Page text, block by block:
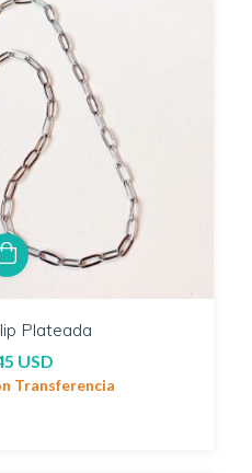
Plateada
USD
Transferencia